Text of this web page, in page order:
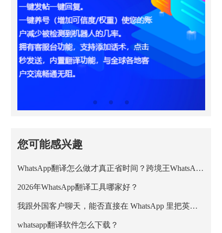
您可能感兴趣
WhatsApp翻译怎么做才真正省时间？跨境王WhatsApp客服系统的正确用法
2026年WhatsApp翻译工具哪家好？
我跟外国客户聊天，能否直接在 WhatsApp 里把英文消息翻成中文？
whatsapp翻译软件怎么下载？